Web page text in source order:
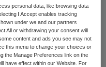
gaat
wil de zorg ontzien
het management
personal data, like browsing data
I Accept enables tracking
under we and our partners
All or withdrawing your consent will
content and ads you see may not
this menu to change your choices or
the Manage Preferences link on the
have effect within our Website. For